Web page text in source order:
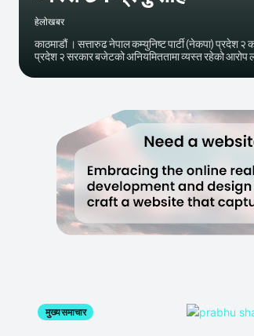
हेलाेखबर
काठमाडौं । सत्तारुढ नेपाल कम्युनिष्ट पार्टी (नेकपा) प्रदेश २
प्रदेश २ सरकार बजेटको अनियमिततामा व्यस्त रहेको आरोप
मुख्य समाचार